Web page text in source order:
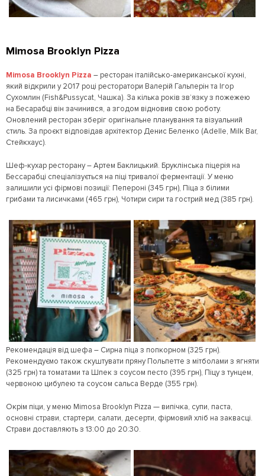
Mimosa Brooklyn Pizza
Mimosa Brooklyn Pizza – ресторан італійсько-американської кухні,
який відкрили у 2017 році ресторатори Валерій Гальперін та Ігор
Сухомлин (Fish&Pussycat, Чашка). За кілька років зв’язку з пожежею
на Бесарабці він зачинився, а згодом відновив свою роботу.
Оновлений ресторан зберіг оригінальне планування та візуальний
стиль. За проєкт відповідав архітектор Денис Беленко (Adelle, Milk Bar,
Стейкхаус).
Шеф-кухар ресторану – Артем Баклицький. Бруклінська піцерія на
Бессарабці спеціалізується на піці тривалої ферментації. У меню
залишили усі фірмові позиції: Пепероні (345 грн), Піца з білими
грибами та лисичками (465 грн), Чотири сири та гострий мед (385 грн).
Рекомендація від шефа – Сирна піца з попкорном (325 грн).
Рекомендуємо також скуштувати пряну Польпетте з мітболами з ягняти
(325 грн) та томатами та Шпек з соусом песто (395 грн), Піцу з тунцем,
червоною цибулею та соусом сальса Верде (355 грн).
Окрім піци, у меню Mimosa Brooklyn Pizza — випічка, супи, паста,
основні страви, стартери, салати, десерти, фірмовий хліб на заквасці.
Страви доставляють з 13:00 до 20:30.